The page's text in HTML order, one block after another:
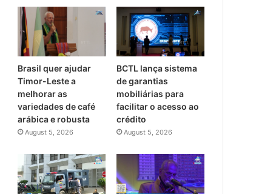
Brasil quer ajudar
Timor-Leste a
melhorar as
variedades de café
arábica e robusta
August 5, 2026
BCTL lança sistema
de garantias
mobiliárias para
facilitar o acesso ao
crédito
August 5, 2026